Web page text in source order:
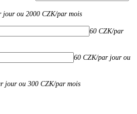
jour ou 2000 CZK/par mois
60 CZK/par
60 CZK/par jour ou
jour ou 300 CZK/par mois